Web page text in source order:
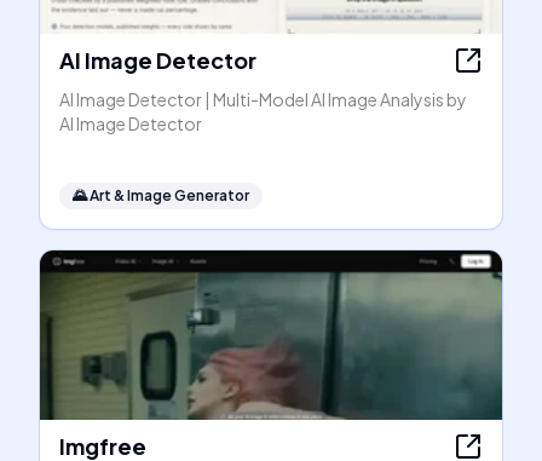
AI Image Detector
AI Image Detector | Multi-Model AI Image Analysis by
AI Image Detector
🌄Art & Image Generator
Imgfree